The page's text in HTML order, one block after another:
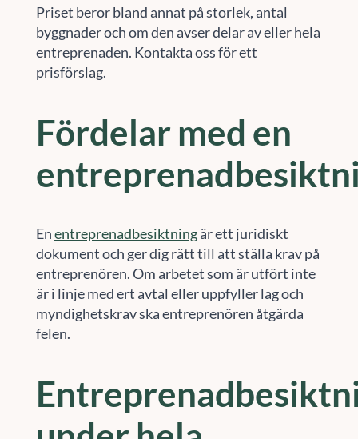
Priset beror bland annat på storlek, antal
byggnader och om den avser delar av eller hela
entreprenaden. Kontakta oss för ett
prisförslag.
Fördelar med en
Enentreprenadbesiktningär ett juridiskt
dokument och ger dig rätt till att ställa krav på
entreprenören. Om arbetet som är utfört inte
är i linje med ert avtal eller uppfyller lag och
myndighetskrav ska entreprenören åtgärda
felen.